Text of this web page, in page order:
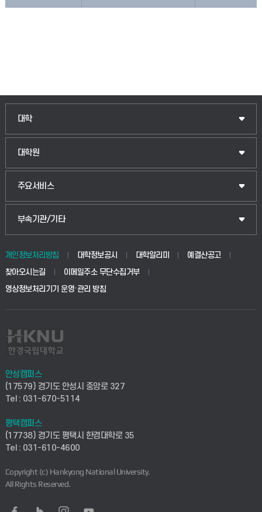
대학
인문융합공공인재학부
법경영학부
생명공학부
사회안전시스템공학부
컴퓨터응용수학부
ICT로봇기계공학부
전자전기공학부
디자인건축융합학부
대학원
일반대학원
산업대학원
공공정책대학원
교육대학원
주요서비스
입학안내
웹메일
학사시스템(전문학사 및 전공심화)
사이버캠퍼스(전문학사 및 전공심화)
시설바로처리서비스
연구실안전관리시스템
산학연구관리시스템
찾아오시는길(평택)
부속기관/기타
중앙도서관
학생생활관(안성)
산학협력단
취업지원센터
창업지원센터
현장실습지원센터
개인정보처리방침 대학정보공시 대학알리미
예결산공고
찾아오시는길
이메일주소 무단수집거부
영상정보처리기기 운영·관리 방침
안성캠퍼스
(17579) 경기도 안성시 중앙로 327
Tel : 031-670-5114
평택캠퍼스
(17738) 경기도 평택시 한경대학로 35
Tel : 031-610-4600
Copyright (c) Hankyong National University.
All Rights Reserved.